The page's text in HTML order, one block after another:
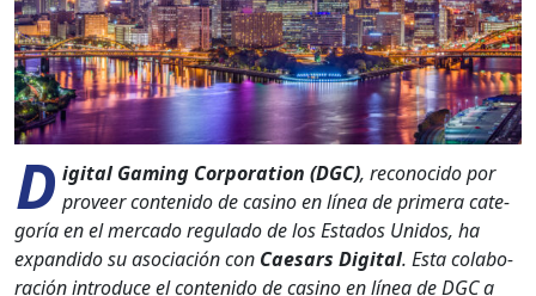
D ig­i­tal Gam­ing Cor­po­ra­tion (DGC), recono­ci­do por
proveer con­tenido de casi­no en línea de primera cat­e­
goría en el mer­ca­do reg­u­la­do de los Esta­dos Unidos, ha
expandi­do su aso­ciación con Cae­sars Dig­i­tal. Esta colab­o­
ración intro­duce el con­tenido de casi­no en línea de DGC a